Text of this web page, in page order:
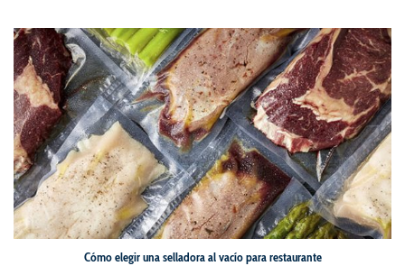
Cómo elegir una selladora al vacío para restaurante